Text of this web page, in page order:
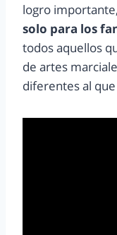
logro
solo para los
todos aquellos
de artes
diferentes al